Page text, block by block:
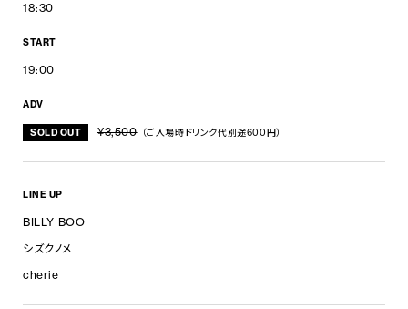
18:30
START
19:00
ADV
SOLD OUT ¥3,500 （ご入場時ドリンク代別途600円）
LINE UP
BILLY BOO
シズクノメ
cherie